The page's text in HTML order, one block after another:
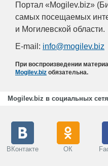
Портал «Mogilev.biz»
самых посещаемых
и Могилевской области.
E-mail: info@mogilev.biz
При воспроизведении
Mogilev.biz обязательна.
Mogilev.biz в социальных
ВКонтакте ОК